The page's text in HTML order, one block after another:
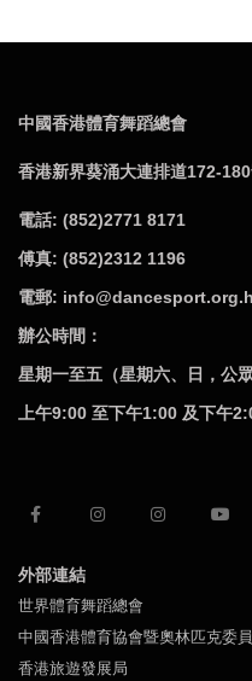
中國香港體育舞蹈總會
香港新界葵涌大連排道172-
電話: (852)2771 8171
傅真: (852)2312 1196
電郵:
辦公時間：
星期一至五（星期六、日，公
上午9:00 至下午1:00 及下午
外部連結
世界體育舞蹈總會
中國香港體育協會暨奧林匹克委
香港旅遊發展局